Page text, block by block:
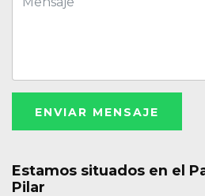
ENVIAR MENSAJE
Estamos situados en el
Pilar